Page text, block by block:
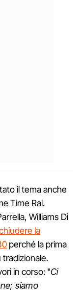
il tema anche
Time Rai.
Williams Di
la
perché la prima
tradizionale.
in corso: "Ci
siamo